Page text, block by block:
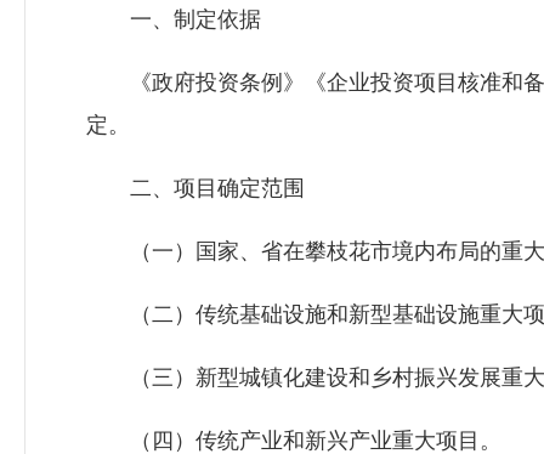
一、制定依据
《政府投资条例》《企业投资项目核准和备
定。
二、项目确定范围
（一）国家、省在攀枝花市境内布局的重
（二）传统基础设施和新型基础设施重大
（三）新型城镇化建设和乡村振兴发展重
（四）传统产业和新兴产业重大项目。